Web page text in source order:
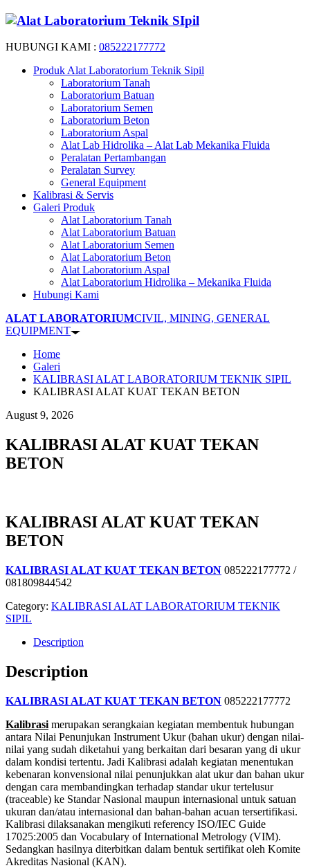
HUBUNGI KAMI : 085222177772
Produk Alat Laboratorium Teknik Sipil
Laboratorium Tanah
Laboratorium Batuan
Laboratorium Semen
Laboratorium Beton
Laboratorium Aspal
Alat Lab Hidrolika – Alat Lab Mekanika Fluida
Peralatan Pertambangan
Peralatan Survey
General Equipment
Kalibrasi & Servis
Galeri Produk
Alat Laboratorium Tanah
Alat Laboratorium Batuan
Alat Laboratorium Semen
Alat Laboratorium Beton
Alat Laboratorium Aspal
Alat Laboratorium Hidrolika – Mekanika Fluida
Hubungi Kami
ALAT LABORATORIUMCIVIL, MINING, GENERAL
EQUIPMENT
Home
Galeri
KALIBRASI ALAT LABORATORIUM TEKNIK SIPIL
KALIBRASI ALAT KUAT TEKAN BETON
August 9, 2026
KALIBRASI ALAT KUAT TEKAN
BETON
KALIBRASI ALAT KUAT TEKAN
BETON
KALIBRASI ALAT KUAT TEKAN BETON 085222177772 /
081809844542
Category: KALIBRASI ALAT LABORATORIUM TEKNIK
SIPIL
Description
Description
KALIBRASI ALAT KUAT TEKAN BETON 085222177772
Kalibrasi merupakan serangkaian kegiatan membentuk hubungan
antara Nilai Penunjukan Instrument Ukur (bahan ukur) dengan nilai-
nilai yang sudah diketahui yang berkaitan dari besaran yang di ukur
dalam kondisi tertentu. Jadi Kalibrasi adalah kegiatan menentukan
kebenaran konvensional nilai penunjukkan alat ukur dan bahan ukur
dengan cara membandingkan terhadap standar ukur tertelusur
(traceable) ke Standar Nasional maupun internasional untuk satuan
ukuran dan/atau internasional dan bahan-bahan acuan tersertifikasi.
Kalibrasi dilaksanakan mengikuti referency ISO/IEC Guide
17025:2005 dan Vocabulary of International Metrology (VIM).
Sedangkan hasilnya diterbitkan dalam bentuk sertifikat oleh Komite
Akreditas Nasional (KAN).